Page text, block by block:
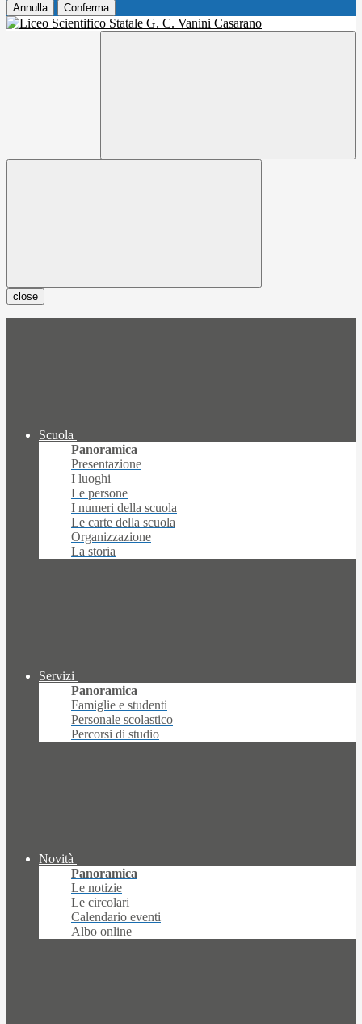
Annulla Conferma
close
Scuola
Panoramica
Presentazione
I luoghi
Le persone
I numeri della scuola
Le carte della scuola
Organizzazione
La storia
Servizi
Panoramica
Famiglie e studenti
Personale scolastico
Percorsi di studio
Novità
Panoramica
Le notizie
Le circolari
Calendario eventi
Albo online